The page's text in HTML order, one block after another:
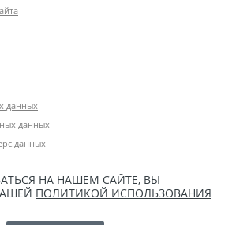
данных
данных
НА НАШЕМ САЙТЕ, ВЫ
ПОЛИТИКОЙ ИСПОЛЬЗОВАНИЯ